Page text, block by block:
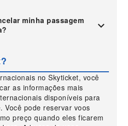
minha passagem
no Skyticket, você
as informações mais
disponíveis para
Você pode reservar voos
preço quando eles ficarem